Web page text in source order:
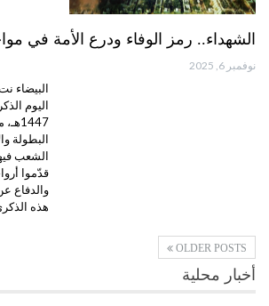
الشهداء.. رمز الوفاء ودرع الأمة في
نوفمبر 6, 2025
البيضاء
اليوم
البطولة
الشعب
قدّموا
والدفاع
هذه
OLDER POSTS
أخبار محلية